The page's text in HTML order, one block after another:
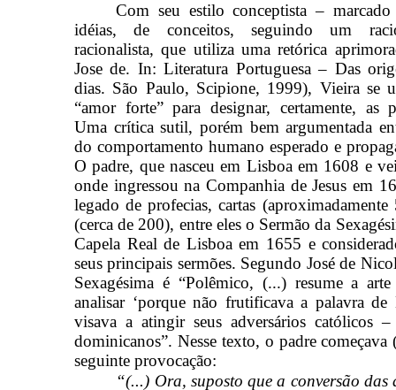
Com seu estilo conceptista –
idéias, de conceitos, seguindo um
racionalista, que utiliza uma retórica
Jose de. In: Literatura Portuguesa – Das
dias. São Paulo, Scipione, 1999), Vieira se
“amor forte” para designar, certamente, as
Uma crítica sutil, porém bem argumentada
do comportamento humano esperado e
O padre, que nasceu em Lisboa em 1608 e
onde ingressou na Companhia de Jesus em
legado de profecias, cartas (aproximadamente
(cerca de 200), entre eles o Sermão da
Capela Real de Lisboa em 1655 e
seus principais sermões. Segundo José de
Sexagésima é “Polêmico, (...) resume a
analisar ‘porque não frutificava a palavra de
visava a atingir seus adversários católicos
dominicanos”. Nesse texto, o padre
seguinte provocação:
“(...) Ora, suposto que a conversão das